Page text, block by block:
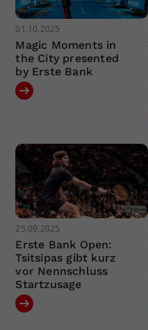
01.10.2025
Magic Moments in
the City presented
by Erste Bank
25.09.2025
Erste Bank Open:
Tsitsipas gibt kurz
vor Nennschluss
Startzusage